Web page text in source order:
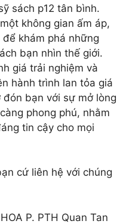
sách p12 tân bình.
không gian ấm áp,
khám phá những
bạn nhìn thế giới.
giá trải nghiệm và
hành trình lan tỏa giá
bạn với sự mở lòng
phong phú, nhằm
tin cậy cho mọi
cứ liên hệ với chúng
P. PTH Quan Tan